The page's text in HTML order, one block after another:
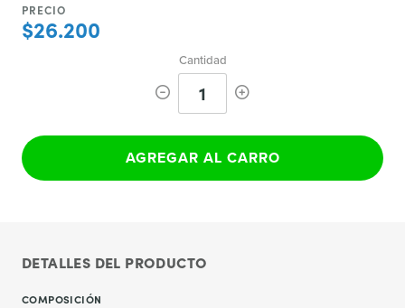
PRECIO
$26.200
Cantidad
1
AGREGAR AL CARRO
DETALLES DEL PRODUCTO
COMPOSICIÓN